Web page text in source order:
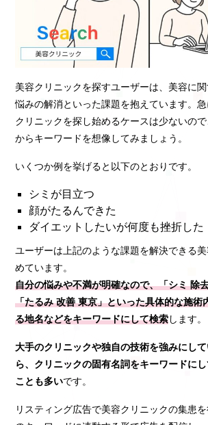
美容クリニックを探すユーザーは、美容に
悩みの解消といった課題を抱えています。
クリニックを探し始めるケースは少ないの
からキーワードを想像してみましょう。
いくつか例を挙げると以下のとおりです。
シミが目立つ
顔がたるんできた
ダイエットしたいが何度も挫折した
ユーザーは上記のような課題を解決できる
めています。
自分の悩みや不満が明確なので、「シミ 除
「たるみ 改善 東京」といった具体的な施術
る地名などをキーワードにして検索します。
大手のクリニックや独自の技術を強みにし
ら、クリニックの固有名詞をキーワードに
ことも多いです。
リスティング広告で美容クリニックの集患